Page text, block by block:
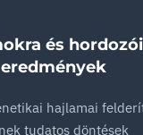
és hordozói
hajlamai
tudatos döntések